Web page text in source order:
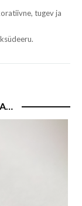
tugev ja